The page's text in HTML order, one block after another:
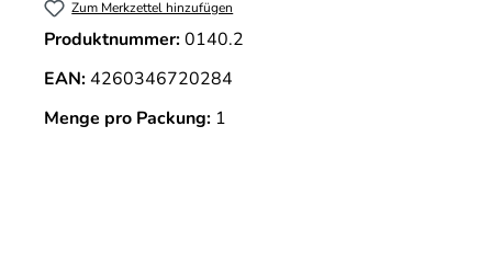
Zum Merkzettel hinzufügen
Produktnummer:0140.2
EAN:4260346720284
Menge pro Packung: 1